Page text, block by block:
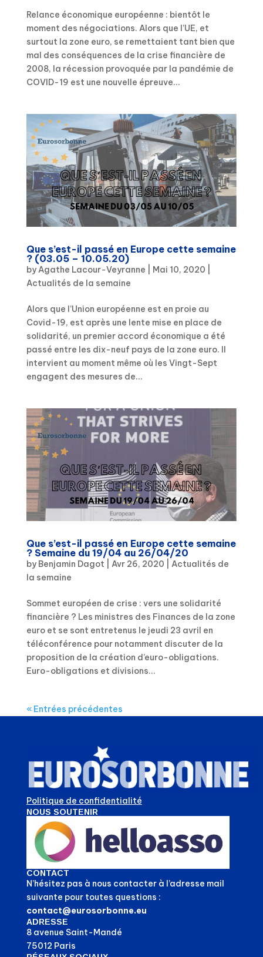
Relance économique européenne : bientôt le
moment des négociations. Alors que l’UE, et
surtout la zone euro, se remettaient tant bien que
mal des conséquences de la crise financière de
2008, la récession provoquée par la pandémie de
COVID-19 est une nouvelle épreuve...
Que s’est-il passé en Europe cette semaine
? (03.05 – 10.05.20)
byAgathe Lacour-Veyranne Mai 10, 2020
Actualités de la semaine
Alors que l’Union européenne est en proie au
Covid-19, est après une lente mise en place de
solidarité, un premier accord économique a été
passé entre les dix-neuf pays de la zone euro. Il
intervient au moment même où les Vingt-Sept
engagent des mesures de...
Que s’est-il passé en Europe cette semaine
? Semaine du 19/04 au 26/04/20
by Benjamin Dagot Avr 26, 2020
Actualités de
la semaine
Sommet européen de crise : vers une solidarité
financière ? Les ministres des Finances de la zone
euro et se sont entretenus le jeudi 23 avril en
téléconférence pour notamment discuter de la
proposition de la création d’euro-obligations.
Euro-obligations et divisions...
« Entrées précédentes
Politique de confidentialité
NOUS SOUTENIR
CONTACT
N’hésitez pas à nous contacter à l’adresse mail
suivante pour toutes questions :
contact@eurosorbonne.eu
ADRESSE
8 avenue Saint-Mandé
75012 Paris